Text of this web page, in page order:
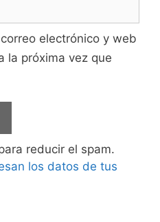
electrónico y web
la próxima vez que
reducir el spam.
los datos de tus